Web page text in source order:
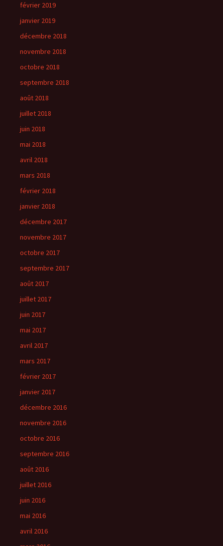
février 2019
janvier 2019
décembre 2018
novembre 2018
octobre 2018
septembre 2018
août 2018
juillet 2018
juin 2018
mai 2018
avril 2018
mars 2018
février 2018
janvier 2018
décembre 2017
novembre 2017
octobre 2017
septembre 2017
août 2017
juillet 2017
juin 2017
mai 2017
avril 2017
mars 2017
février 2017
janvier 2017
décembre 2016
novembre 2016
octobre 2016
septembre 2016
août 2016
juillet 2016
juin 2016
mai 2016
avril 2016